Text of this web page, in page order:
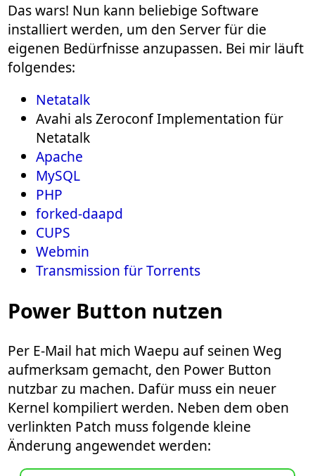
Das wars! Nun kann beliebige Software
installiert werden, um den Server für die
eigenen Bedürfnisse anzupassen. Bei mir läuft
folgendes:
Netatalk
Avahi als Zeroconf Implementation für
Netatalk
Apache
MySQL
PHP
forked-daapd
CUPS
Webmin
Transmission für Torrents
Power Button nutzen
Per E-Mail hat mich Waepu auf seinen Weg
aufmerksam gemacht, den Power Button
nutzbar zu machen. Dafür muss ein neuer
Kernel kompiliert werden. Neben dem oben
verlinkten Patch muss folgende kleine
Änderung angewendet werden: